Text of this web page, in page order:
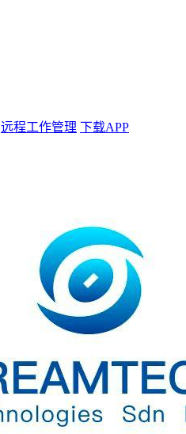
远程工作管理 下载APP